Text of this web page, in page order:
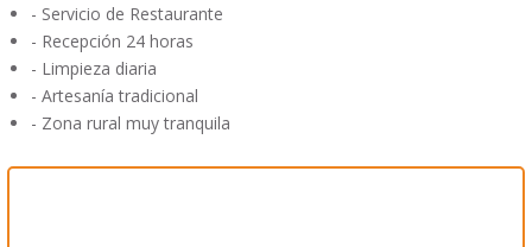
- Servicio de Restaurante
- Recepción 24 horas
- Limpieza diaria
- Artesanía tradicional
- Zona rural muy tranquila